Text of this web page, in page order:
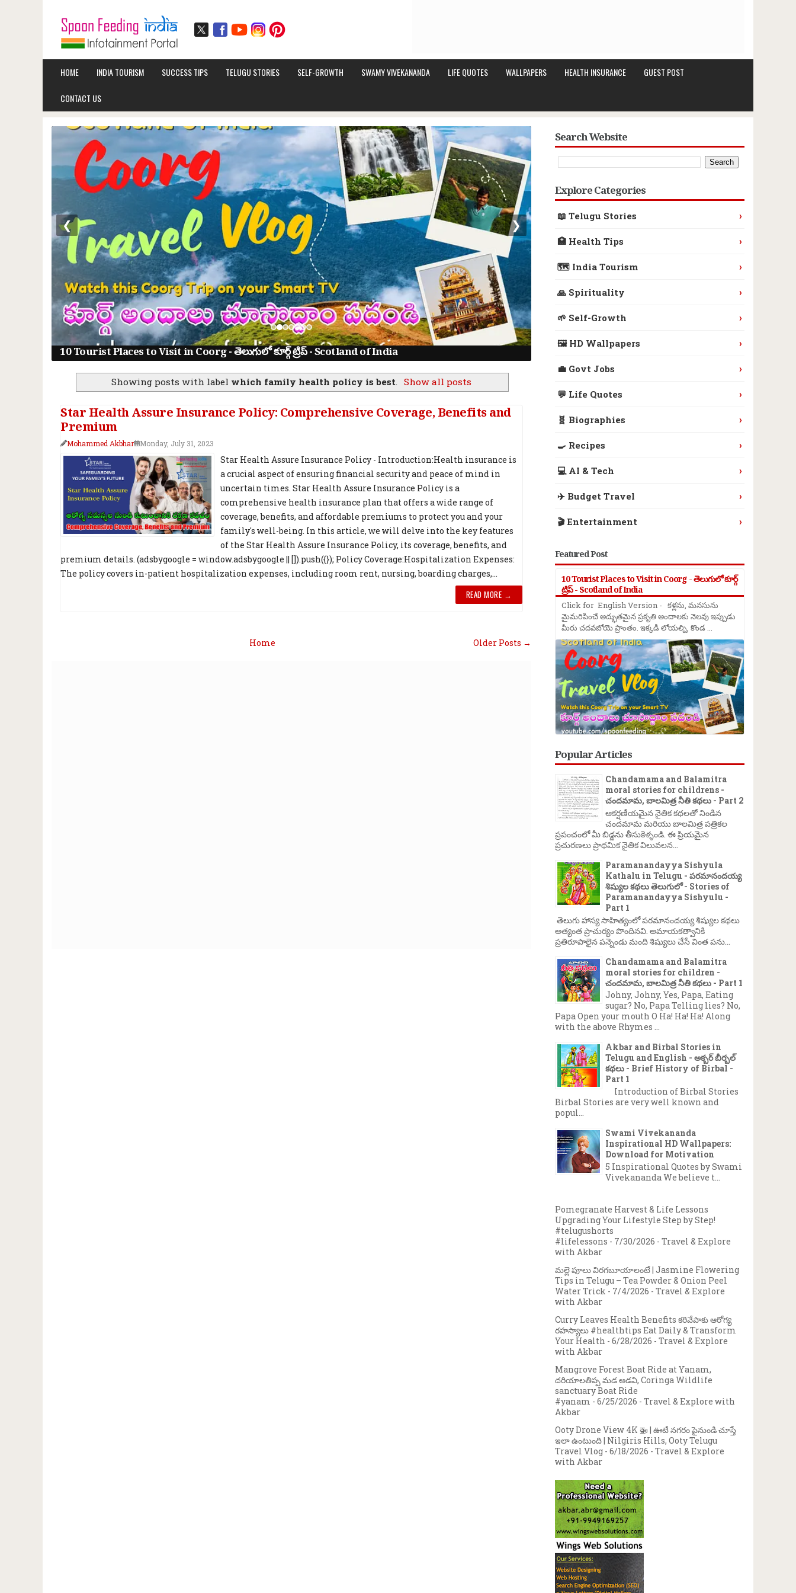
HOME INDIA TOURISM SUCCESS TIPS TELUGU STORIES SELF-GROWTH SWAMY VIVEKANANDA LIFE QUOTES WALLPAPERS HEALTH INSURANCE GUEST POST
CONTACT US
10 Tourist Places to Visit in Coorg - తెలుగులో కూర్గ్ ట్రిప్ - Scotland of India
❮ ❯
Showing posts with label which family health policy is best. Show all posts
Star Health Assure Insurance Policy: Comprehensive Coverage, Benefits and
Premium
Mohammed Akbhar Monday, July 31, 2023
Star Health Assure Insurance Policy - Introduction:Health insurance is
a crucial aspect of ensuring financial security and peace of mind in
uncertain times. Star Health Assure Insurance Policy is a
comprehensive health insurance plan that offers a wide range of
coverage, benefits, and affordable premiums to protect you and your
family's well-being. In this article, we will delve into the key features
of the Star Health Assure Insurance Policy, its coverage, benefits, and
premium details. (adsbygoogle = window.adsbygoogle || []).push({}); Policy Coverage:Hospitalization Expenses:
The policy covers in-patient hospitalization expenses, including room rent, nursing, boarding charges,...
READ MORE →
Older Posts →
Home
Search Website
Explore Categories
📖 Telugu Stories ›
🏥 Health Tips ›
🗺️ India Tourism ›
🙏 Spirituality ›
🌱 Self-Growth ›
🖼️ HD Wallpapers ›
💼 Govt Jobs ›
💬 Life Quotes ›
🧬 Biographies ›
🍳 Recipes ›
💻 AI & Tech ›
✈️ Budget Travel ›
🎬 Entertainment ›
Featured Post
10 Tourist Places to Visit in Coorg - తెలుగులో కూర్గ్
ట్రిప్ - Scotland of India
Click for English Version - కళ్లను, మనసును
మైమరిపించే అద్భుతమైన ప్రకృతి అందాలకు నెలవు ఇప్పుడు
మీరు చదవబోయె ప్రాంతం. ఇక్కడి లోయల్ని, కొండ ...
Popular Articles
Chandamama and Balamitra
moral stories for childrens -
చందమామ, బాలమిత్ర నీతి కథలు - Part 2
ఆకర్షణీయమైన నైతిక కథలతో నిండిన
చందమామ మరియు బాలమిత్ర పత్రికల
ప్రపంచంలో మీ బిడ్డను తీసుకెళ్ళండి. ఈ ప్రియమైన
ప్రచురణలు ప్రాథమిక నైతిక విలువలన...
Paramanandayya Sishyula
Kathalu in Telugu - పరమానందయ్య
శిష్యుల కథలు తెలుగులో - Stories of
Paramanandayya Sishyulu -
Part 1
తెలుగు హాస్య సాహిత్యంలో పరమానందయ్య శిష్యుల కథలు
అత్యంత ప్రాచుర్యం పొందినవి. అమాయకత్వానికి
ప్రతిరూపాలైన పన్నెండు మంది శిష్యులు చేసే వింత పను...
Chandamama and Balamitra
moral stories for children -
చందమామ, బాలమిత్ర నీతి కథలు - Part 1
Johny, Johny, Yes, Papa, Eating
sugar? No, Papa Telling lies? No,
Papa Open your mouth O Ha! Ha! Ha! Along
with the above Rhymes ...
Akbar and Birbal Stories in
Telugu and English - అక్బర్ బీర్బల్
కథలు - Brief History of Birbal -
Part 1
Introduction of Birbal Stories
Birbal Stories are very well known and
popul...
Swami Vivekananda
Inspirational HD Wallpapers:
Download for Motivation
5 Inspirational Quotes by Swami
Vivekananda We believe t...
Pomegranate Harvest & Life Lessons
Upgrading Your Lifestyle Step by Step!
#telugushorts
#lifelessons - 7/30/2026 - Travel & Explore
with Akbar
మల్లె పూలు విరగబూయాలంటే | Jasmine Flowering
Tips in Telugu – Tea Powder & Onion Peel
Water Trick - 7/4/2026 - Travel & Explore
with Akbar
Curry Leaves Health Benefits కరివేపాకు ఆరోగ్య
రహస్యాలు #healthtips Eat Daily & Transform
Your Health - 6/28/2026 - Travel & Explore
with Akbar
Mangrove Forest Boat Ride at Yanam,
దరియాలతిప్ప మడ అడవి, Coringa Wildlife
sanctuary Boat Ride
#yanam - 6/25/2026 - Travel & Explore with
Akbar
Ooty Drone View 4K 🚁 | ఊటీ నగరం పైనుండి చూస్తే
ఇలా ఉంటుంది | Nilgiris Hills, Ooty Telugu
Travel Vlog - 6/18/2026 - Travel & Explore
with Akbar